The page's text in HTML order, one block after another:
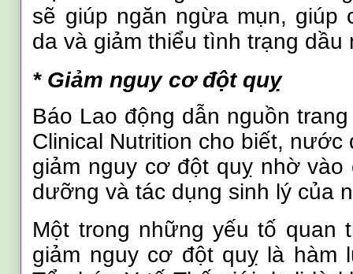
sẽ giúp ngăn ngừa mụn, giúp
da và giảm thiểu tình trạng
* Giảm nguy cơ đột quỵ
Báo Lao động dẫn nguồn
Clinical Nutrition cho biết,
giảm nguy cơ đột quỵ nhờ vào
dưỡng và tác dụng sinh lý của
Một trong những yếu tố quan
giảm nguy cơ đột quỵ là hàm